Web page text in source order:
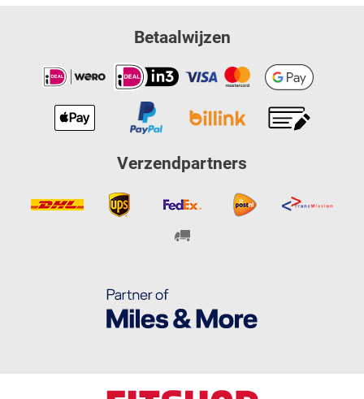
Betaalwijzen
Verzendpartners